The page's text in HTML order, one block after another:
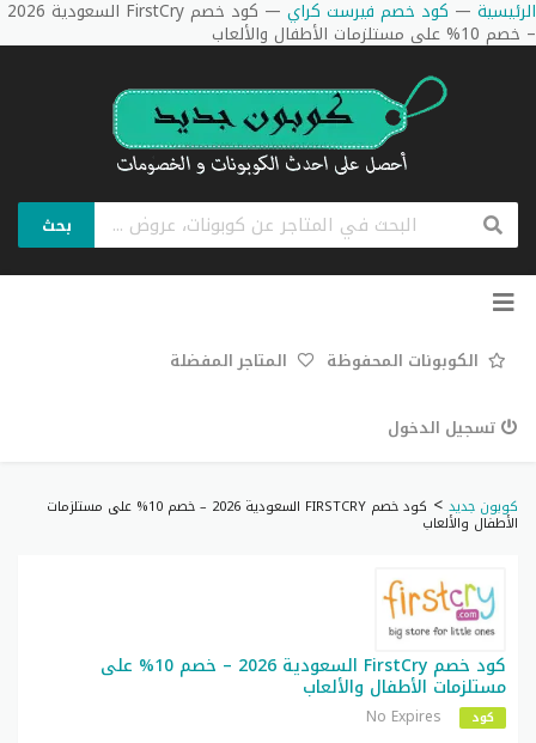
الرئيسية — كود خصم فيرست كراي — كود خصم FirstCry السعودية 2026
– خصم 10% على مستلزمات الأطفال والألعاب
بحث
تخطي
الكوبونات المحفوظة المتاجر المفضلة
تسجيل الدخول
كوبون جديد > كود خصم FIRSTCRY السعودية 2026 – خصم 10% على مستلزمات
الأطفال والألعاب
كود خصم FirstCry السعودية 2026 – خصم 10% على
مستلزمات الأطفال والألعاب
كود No Expires